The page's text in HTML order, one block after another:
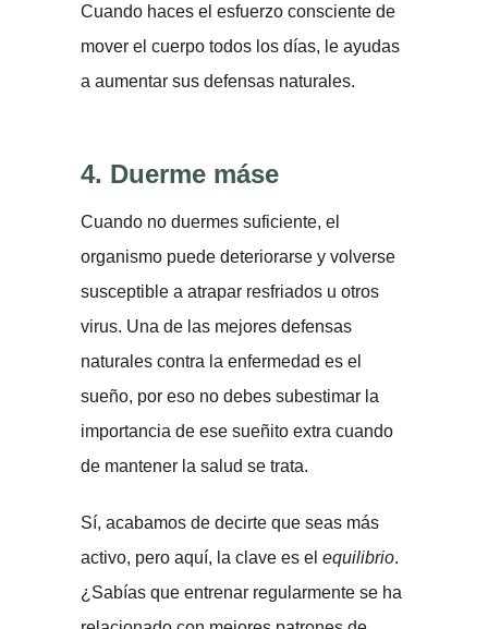
Cuando haces el esfuerzo consciente de
mover el cuerpo todos los días, le ayudas
a aumentar sus defensas naturales.
4. Duerme máse
Cuando no duermes suficiente, el
organismo puede deteriorarse y volverse
susceptible a atrapar resfriados u otros
virus. Una de las mejores defensas
naturales contra la enfermedad es el
sueño, por eso no debes subestimar la
importancia de ese sueñito extra cuando
de mantener la salud se trata.
Sí, acabamos de decirte que seas más
activo, pero aquí, la clave es el equilibrio.
¿Sabías que entrenar regularmente se ha